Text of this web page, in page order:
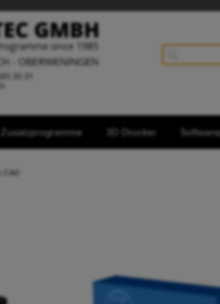
Zusatzprogramme 3D Drucker